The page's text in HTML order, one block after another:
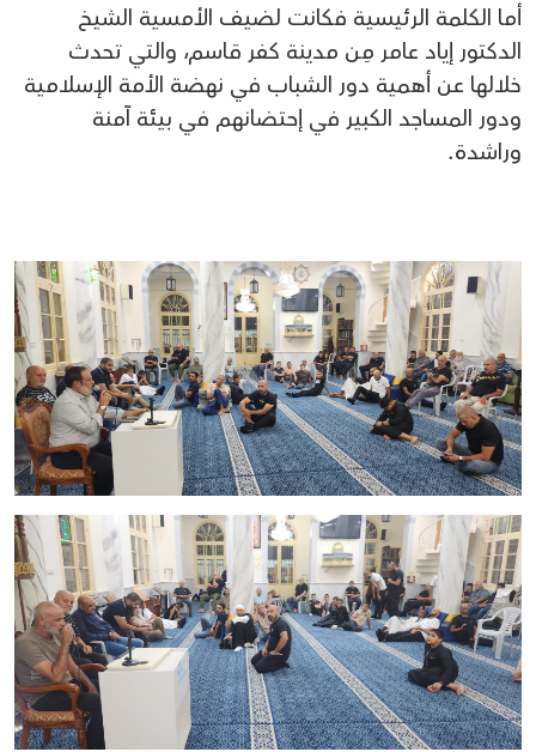
أما الكلمة الرئيسية فكانت لضيف الأمسية الشيخ
الدكتور إياد عامر مِن مدينة كفر قاسم، والتي تحدث
خلالها عن أهمية دور الشباب في نهضة الأمة الإسلامية
ودور المساجد الكبير في إحتضانهم في بيئة آمنة
وراشدة.